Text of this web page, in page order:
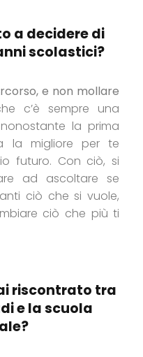
a decidere di
scolastici?
e non mollare
c’è sempre una
la prima
la migliore per te
futuro. Con ciò, si
ad ascoltare se
ciò che si vuole,
ciò che più ti
riscontrato tra
e la scuola